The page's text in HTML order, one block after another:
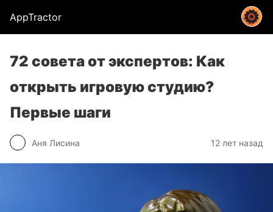
AppTractor
72 совета от экспертов: Как
открыть игровую студию?
Первые шаги
Аня Лисина 12 лет назад